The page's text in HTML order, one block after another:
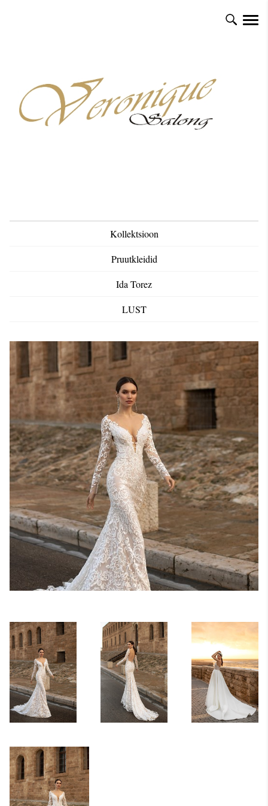
Kollektsioon
Pruutkleidid
Ida Torez
LUST